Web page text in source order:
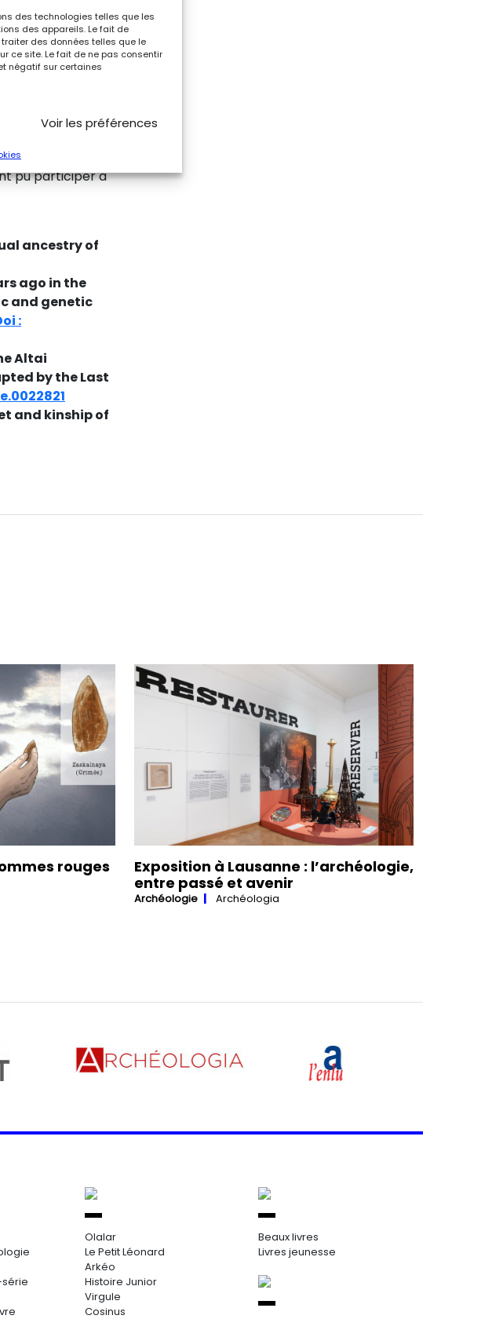
des technologies telles que les
des appareils. Le fait de
des données telles que le
ce site. Le fait de ne pas consentir
négatif sur certaines
Voir les préférences
comme
de Goyet
la même
ces
sur une
finalement
pu participer à
ancestry of
ago in the
and genetic
:
Altai
by the Last
and kinship of
rouges
Exposition à Lausanne : l’archéologie,
entre passé et avenir
Archéologie Archéologia
série
Olalar
Le Petit Léonard
Arkéo
Histoire Junior
Virgule
Cosinus
Beaux livres
Livres jeunesse